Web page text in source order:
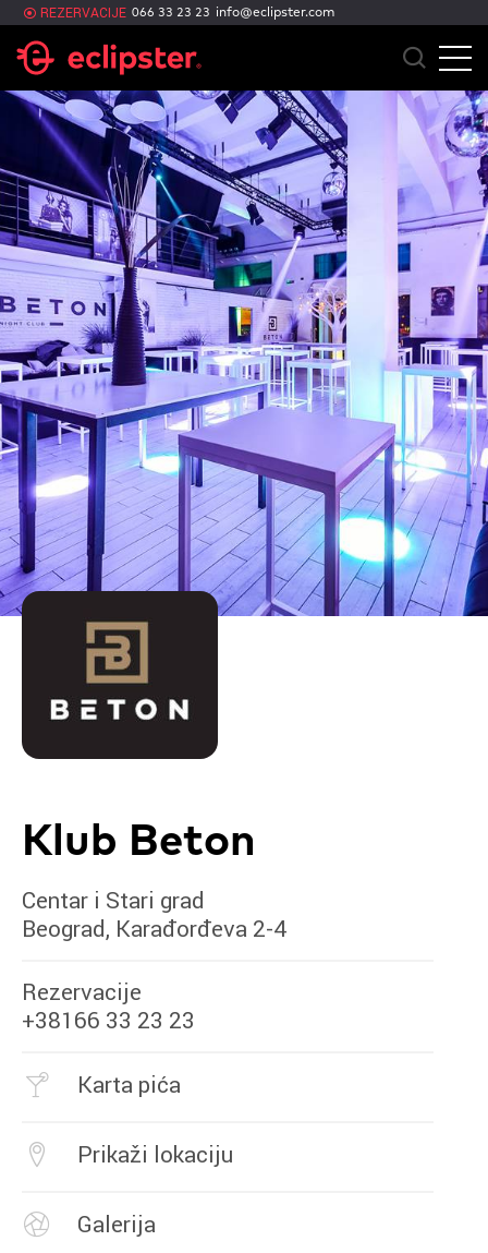
REZERVACIJE 066 33 23 23 info@eclipster.com
Klub Beton
Centar i Stari grad
Beograd, Karađorđeva 2-4
Rezervacije
+38166 33 23 23
Karta pića
Prikaži lokaciju
Galerija